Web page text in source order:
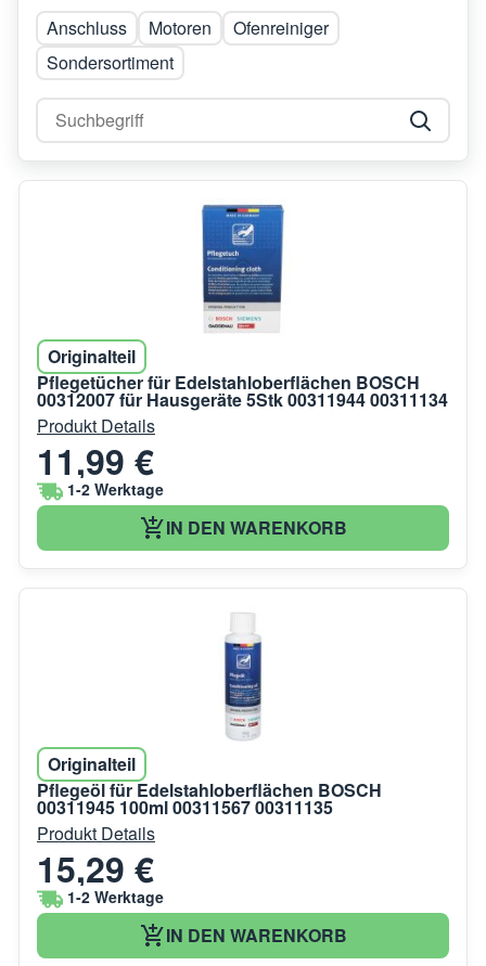
Anschluss
Motoren
Ofenreiniger
Sondersortiment
Originalteil
Pflegetücher für Edelstahloberflächen BOSCH
00312007 für Hausgeräte 5Stk 00311944 00311134
Produkt Details
11,99 €
1-2 Werktage
IN DEN WARENKORB
Originalteil
Pflegeöl für Edelstahloberflächen BOSCH
00311945 100ml 00311567 00311135
Produkt Details
15,29 €
1-2 Werktage
IN DEN WARENKORB